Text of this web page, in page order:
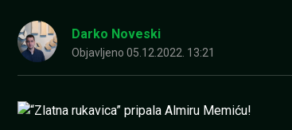
Darko Noveski
Objavljeno 05.12.2022. 13:21